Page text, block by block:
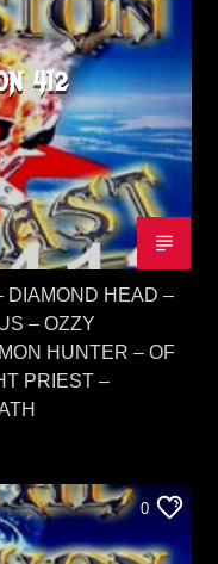
412
DIAMOND HEAD –
– OZZY
HUNTER – OF
PRIEST –
0